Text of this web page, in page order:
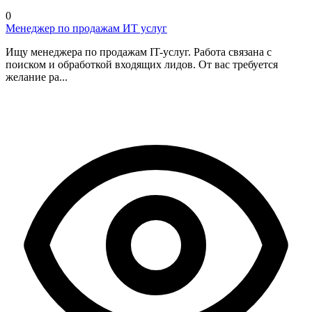
0
Менеджер по продажам ИТ услуг
Ищу менеджера по продажам IT-услуг. Работа связана с
поиском и обработкой входящих лидов. От вас требуется
желание ра...